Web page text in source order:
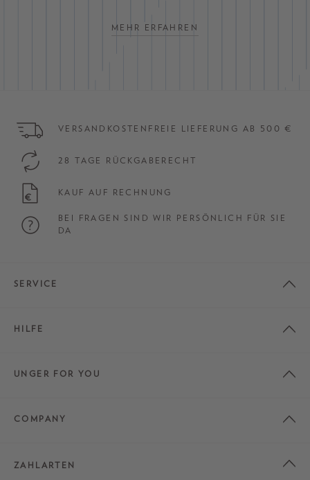
MEHR ERFAHREN
VERSANDKOSTENFREIE LIEFERUNG AB 500 €
28 TAGE RÜCKGABERECHT
KAUF AUF RECHNUNG
BEI FRAGEN SIND WIR PERSÖNLICH FÜR SIE
DA
SERVICE
HILFE
UNGER FOR YOU
COMPANY
ZAHLARTEN